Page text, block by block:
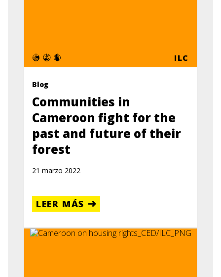
ILC
Blog
Communities in
Cameroon fight for the
past and future of their
forest
21 marzo 2022
LEER MÁS